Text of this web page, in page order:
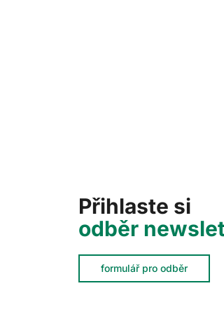
Přihlaste si
odběr
formulář pro odběr